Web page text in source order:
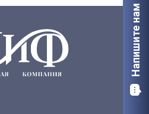
Напишите нам